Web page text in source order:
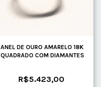
ANEL DE OURO AMARELO 18K
QUADRADO COM DIAMANTES
R$5.423,00